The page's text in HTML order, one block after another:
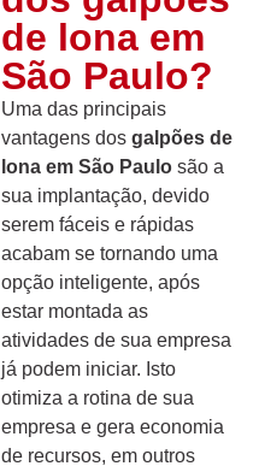
de lona em
São Paulo?
Uma das principais
vantagens dos galpões de
lona em São Paulo são a
sua implantação, devido
serem fáceis e rápidas
acabam se tornando uma
opção inteligente, após
estar montada as
atividades de sua empresa
já podem iniciar. Isto
otimiza a rotina de sua
empresa e gera economia
de recursos, em outros